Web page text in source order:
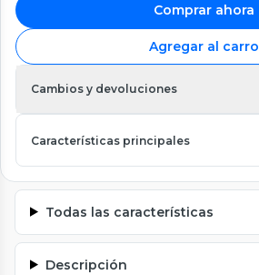
Comprar ahora
Agregar al carro
Cambios y devoluciones
Características principales
Todas las características
Descripción